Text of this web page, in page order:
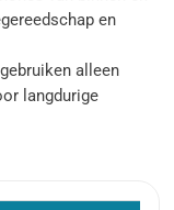
en
alleen
langdurige